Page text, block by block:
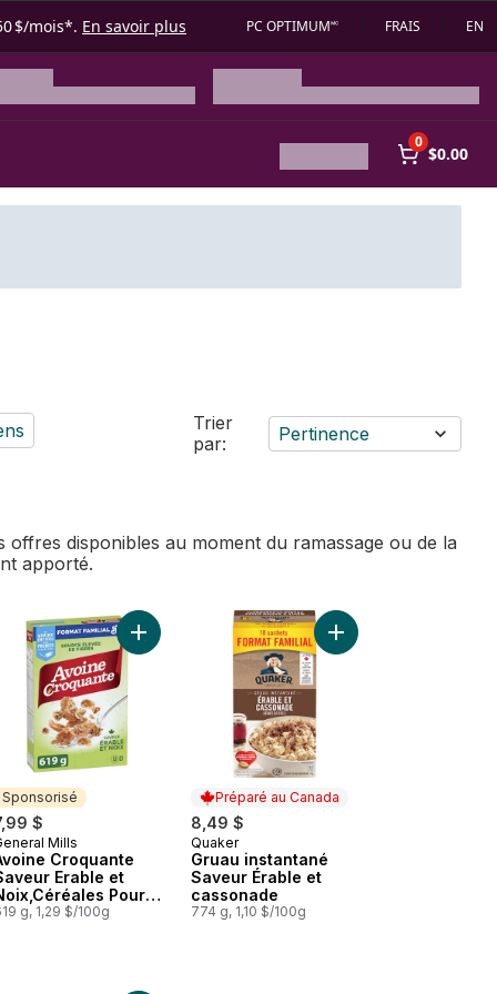
$/mois*. En savoir plus PC OPTIMUM🅪 FRAIS EN
0
$0.00
Trier
par:
Pertinence
disponibles au moment du ramassage ou de la
apporté.
au panier
Complètes, Sans Gluten au panier
Ajouter Chex Chocolat Céréales au panier
Sponsorisé
$
Mills
Croquante
Erable et
Pour
Petit-Déjeuner
g, 1,29 $/100g
Ajouter Avoine Croquante Saveur Erable et
Préparé au Canada
8,49 $
Préparé au Canada
Quaker
Gruau instantané
Saveur Érable et
cassonade
774 g, 1,10 $/100g
Ajouter Gruau